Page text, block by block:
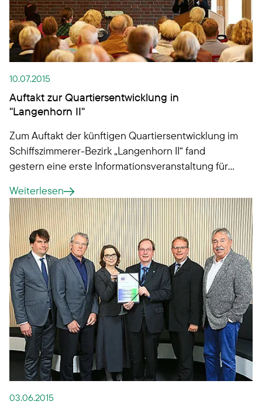
10.07.2015
Auftakt zur Quartiersentwicklung in
"Langenhorn II"
Zum Auftakt der künftigen Quartiersentwicklung im
Schiffszimmerer-Bezirk „Langenhorn II“ fand
gestern eine erste Informationsveranstaltung für
Hans-Schwenkel-Wohnanlage und Wohnanlage
Theodor-Fahr-Straße statt.
Weiterlesen
03.06.2015